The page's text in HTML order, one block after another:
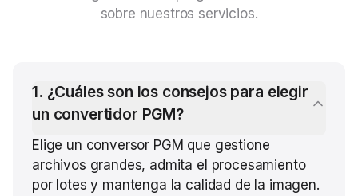
sobre nuestros servicios.
1. ¿Cuáles son los consejos para elegir
un convertidor PGM?
Elige un conversor PGM que gestione
archivos grandes, admita el procesamiento
por lotes y mantenga la calidad de la imagen.